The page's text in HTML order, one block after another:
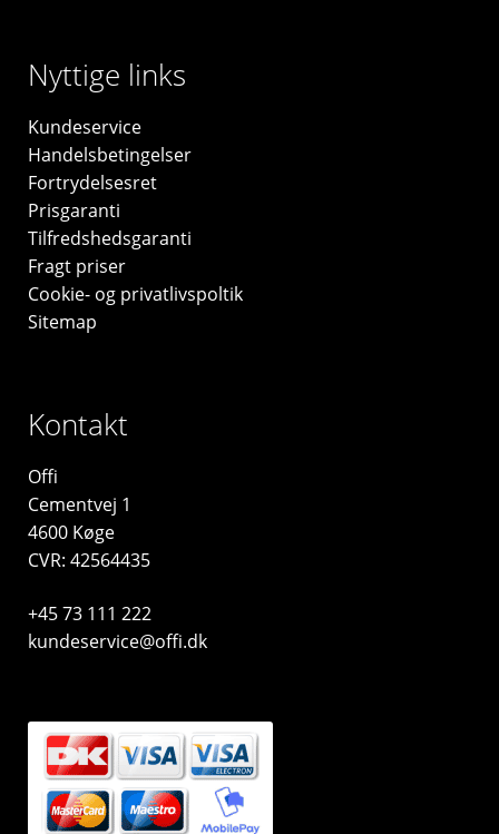
Nyttige links
Kundeservice
Handelsbetingelser
Fortrydelsesret
Prisgaranti
Tilfredshedsgaranti
Fragt priser
Cookie- og privatlivspoltik
Sitemap
Kontakt
Offi
Cementvej 1
4600 Køge
CVR: 42564435
+45 73 111 222
kundeservice@offi.dk